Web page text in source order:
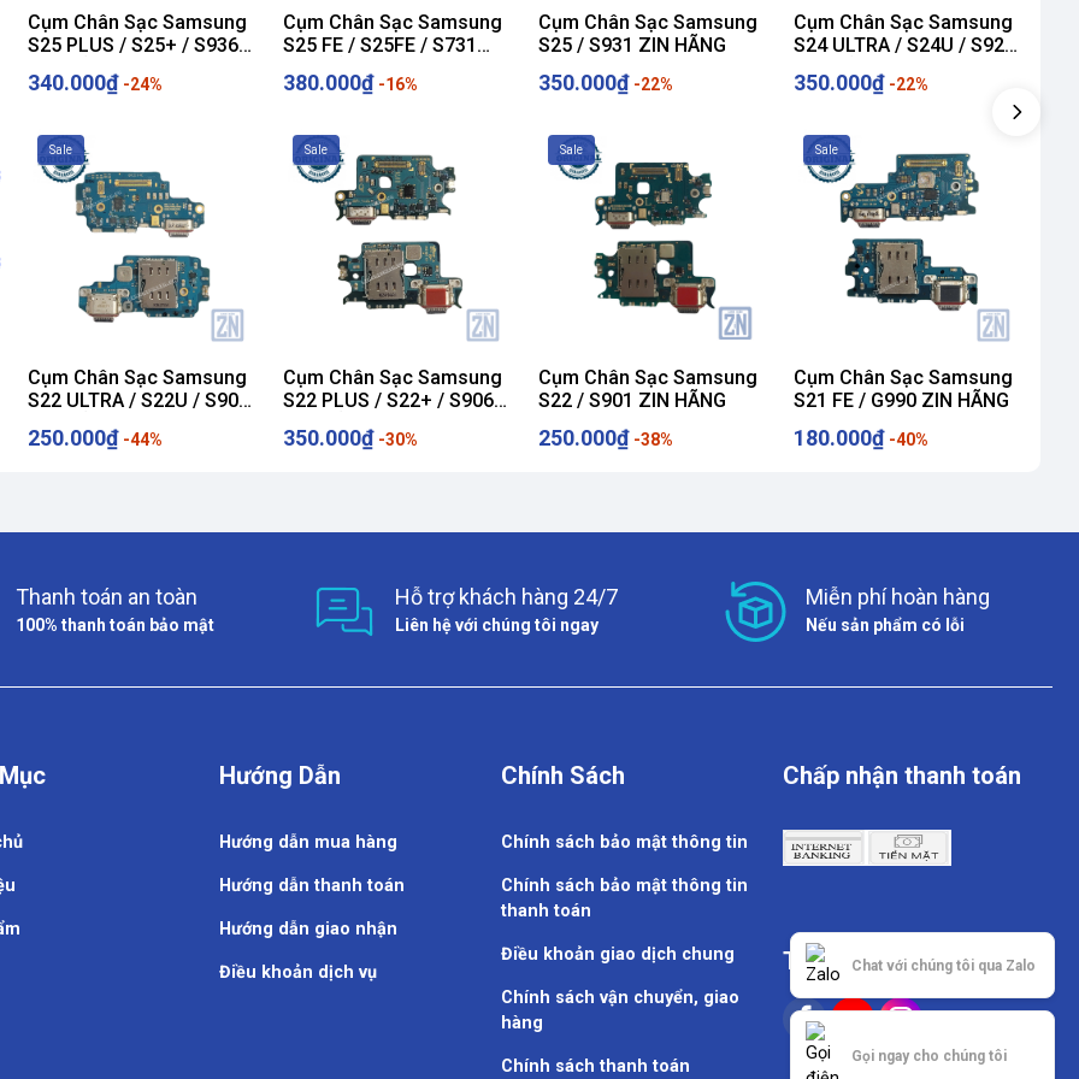
thế hệ
linhkienzin.vn để được tư vấn và báo giá tốt nhất.
cao, đảm bảo:
Cụm Chân Sạc Samsung
S25 PLUS / S25+ / S936
ZIN HÃNG
340.000₫ -24%
Cụm Chân Sạc Samsung
S25 FE / S25FE / S731
ZIN HÃNG
380.000₫ -16%
Cụm Chân Sạc Samsung
S25 / S931 ZIN HÃNG
350.000₫ -22%
Cụm Chân Sạc Samsung
S24 ULTRA / S24U / S928
ZIN HÃNG
350.000₫ -22%
Sale
Cụm Chân Sạc Samsung
S22 ULTRA / S22U / S908
ZIN HÃNG
250.000₫ -44%
Sale
Cụm Chân Sạc Samsung
S22 PLUS / S22+ / S906
ZIN HÃNG
350.000₫ -30%
Sale
Cụm Chân Sạc Samsung
S22 / S901 ZIN HÃNG
250.000₫ -38%
Sale
Cụm Chân Sạc Samsung
S21 FE / G990 ZIN HÃNG
180.000₫ -40%
Thanh toán an toàn
100% thanh toán bảo mật
Hỗ trợ khách hàng 24/7
Liên hệ với chúng tôi ngay
Miễn phí hoàn hàng
Nếu sản phẩm có lỗi
Hướng Dẫn
Hướng dẫn mua hàng
Hướng dẫn thanh toán
Hướng dẫn giao nhận
Điều khoản dịch vụ
Chính Sách
Chính sách bảo mật thông tin
Chính sách bảo mật thông tin
thanh toán
Điều khoản giao dịch chung
Chính sách vận chuyển, giao
hàng
Chính sách thanh toán
Chấp nhận thanh toán
Theo dõi chúng tôi
Chat với chúng tôi qua Zalo
Gọi ngay cho chúng tôi